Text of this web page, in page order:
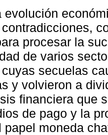
evolución
procesar la
de varios
secuelas
y volvieron a
financiera que
de pago y la
papel moneda